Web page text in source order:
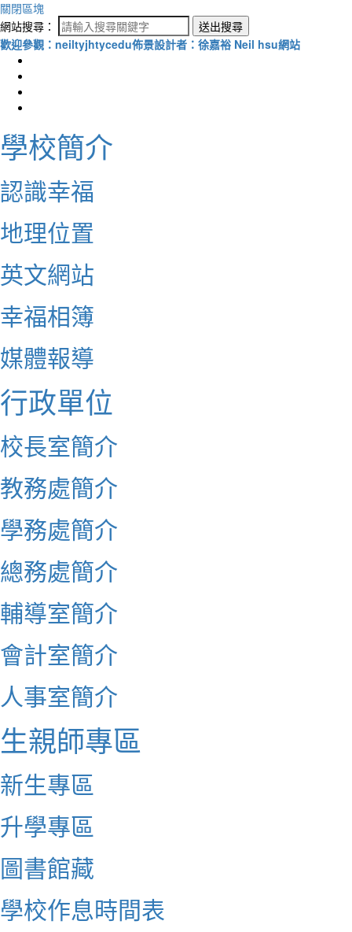
關閉區塊
網站搜尋：
送出搜尋
歡迎參觀：neiltyjhtycedu佈景設計者：徐嘉裕 Neil hsu網站
學校簡介
認識幸福
地理位置
英文網站
幸福相簿
媒體報導
行政單位
校長室簡介
教務處簡介
學務處簡介
總務處簡介
輔導室簡介
會計室簡介
人事室簡介
生親師專區
新生專區
升學專區
圖書館藏
學校作息時間表